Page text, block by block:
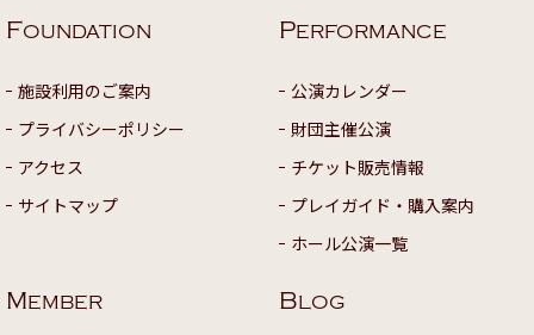
FOUNDATION
施設利用のご案内
プライバシーポリシー
アクセス
サイトマップ
PERFORMANCE
公演カレンダー
財団主催公演
チケット販売情報
プレイガイド・購入案内
ホール公演一覧
MEMBER BLOG